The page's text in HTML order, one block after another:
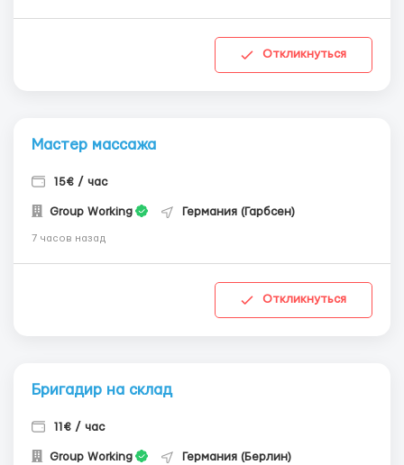
Откликнуться
Мастер массажа
15€ / час
Group Working Германия (Гарбсен)
7 часов назад
Откликнуться
Бригадир на склад
11€ / час
Group Working Германия (Берлин)